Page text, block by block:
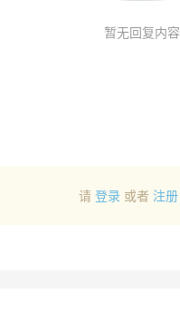
暂无回复内容
请 登录 或者 注册